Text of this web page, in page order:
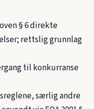
§ 6 direkte
rettslig grunnlag
til konkurranse
særlig andre